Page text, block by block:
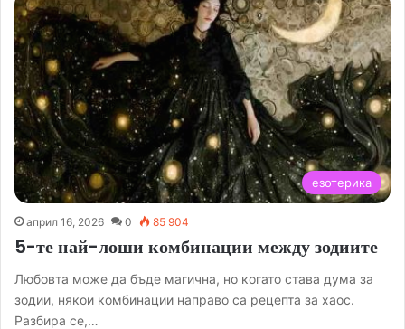
езотерика
април 16, 2026 0 85 904
5-те най-лоши комбинации между зодиите
Любовта може да бъде магична, но когато става дума за
зодии, някои комбинации направо са рецепта за хаос.
Разбира се,…